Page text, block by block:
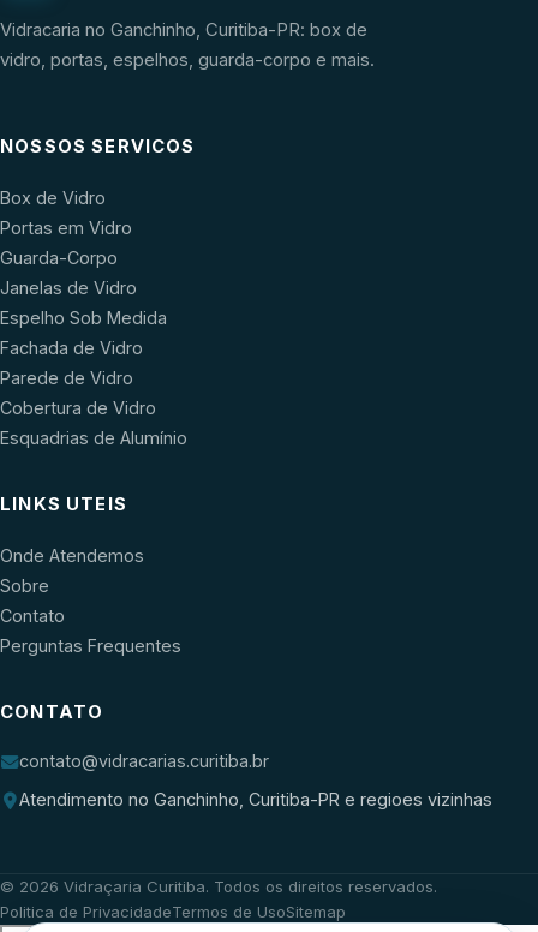
Vidracaria no Ganchinho, Curitiba-PR: box de
vidro, portas, espelhos, guarda-corpo e mais.
NOSSOS SERVICOS
Box de Vidro
Portas em Vidro
Guarda-Corpo
Janelas de Vidro
Espelho Sob Medida
Fachada de Vidro
Parede de Vidro
Cobertura de Vidro
Esquadrias de Alumínio
LINKS UTEIS
Onde Atendemos
Sobre
Contato
Perguntas Frequentes
CONTATO
contato@vidracarias.curitiba.br
Atendimento no Ganchinho, Curitiba-PR e regioes vizinhas
© 2026 Vidraçaria Curitiba. Todos os direitos reservados.
Politica de PrivacidadeTermos de UsoSitemap